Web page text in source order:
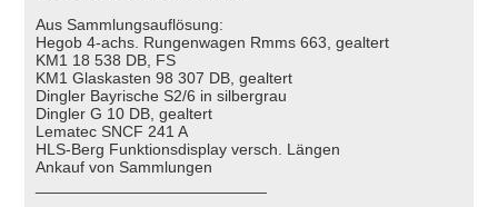
Aus Sammlungsauflösung:
Hegob 4-achs. Rungenwagen Rmms 663, gealtert
KM1 18 538 DB, FS
KM1 Glaskasten 98 307 DB, gealtert
Dingler Bayrische S2/6 in silbergrau
Dingler G 10 DB, gealtert
Lematec SNCF 241 A
HLS-Berg Funktionsdisplay versch. Längen
Ankauf von Sammlungen